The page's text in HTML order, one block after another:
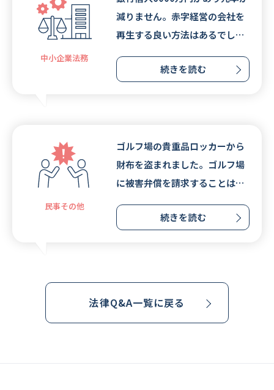
中小企業法務
減りません。赤字経営の会社を
再生する良い方法はあるでしょ
続きを読む
民事その他
ゴルフ場の貴重品ロッカーから
財布を盗まれました。ゴルフ場
に被害弁償を請求することは可
続きを読む
法律Q&A一覧に戻る